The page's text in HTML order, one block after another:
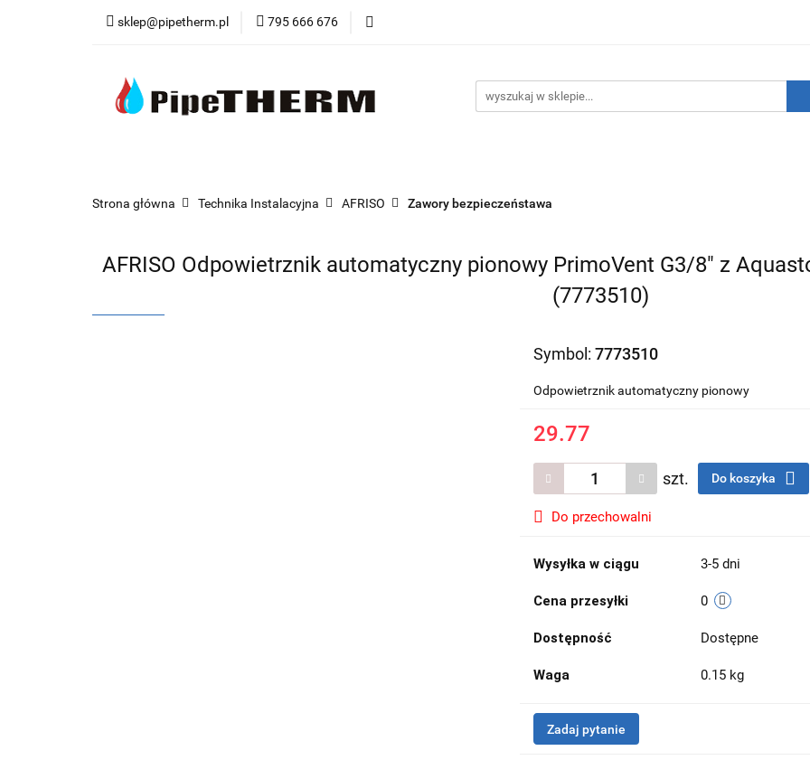
sklep@pipetherm.pl 795 666 676
Kategorie
Narzędzia OSTATNIE SZTUKI! O nas
Strona główna Technika Instalacyjna AFRISO Zawory bezpieczeństawa
AFRISO Odpowietrznik automatyczny pionowy PrimoVent G3/8" z
(7773510)
Symbol: 7773510
Odpowietrznik automatyczny pionowy
29.77
szt. Do koszyka
Do przechowalni
Wysyłka w ciągu 3-5 dni
Cena przesyłki 0
Dostępność Dostępne
Waga 0.15 kg
Zadaj pytanie